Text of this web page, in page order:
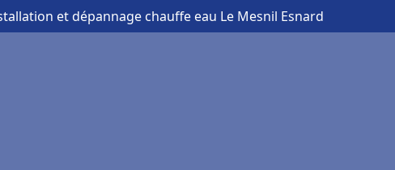
et dépannage chauffe eau Le Mesnil Esnard